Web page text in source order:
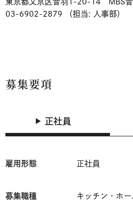
03-6902-2879 （担当: 人事部）
募集要項
正社員
雇用形態 正社員
募集職種 キッチン・ホ